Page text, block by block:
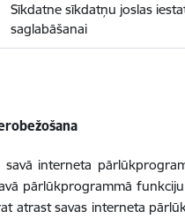
Sīkdatne sīkdatņu joslas
saglabāšanai
interneta
pārlūkprogrammā
atrast savas interneta